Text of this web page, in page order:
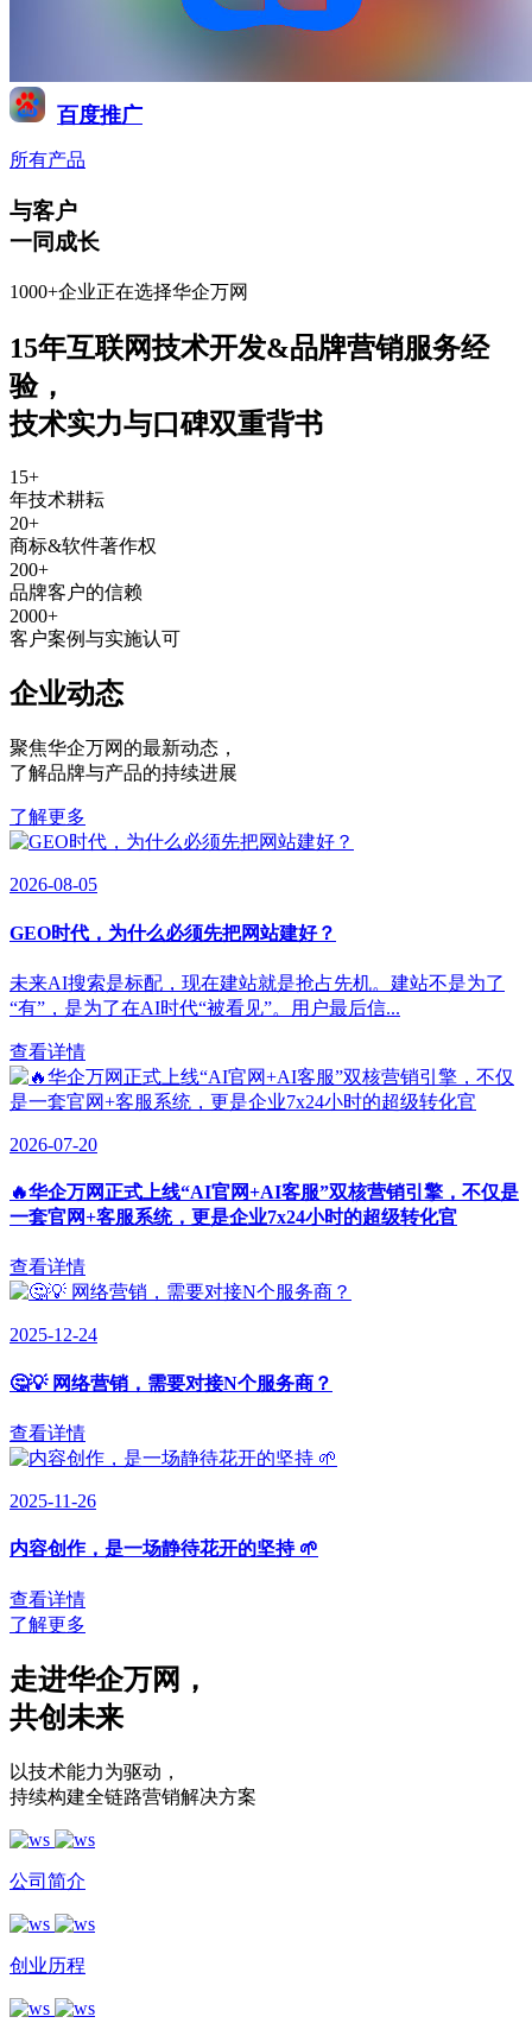
百度推广
所有产品
与客户
一同成长
1000+企业正在选择华企万网
15年互联网技术开发&品牌营销服务经
验，
技术实力与口碑双重背书
15+
年技术耕耘
20+
商标&软件著作权
200+
品牌客户的信赖
2000+
客户案例与实施认可
企业动态
聚焦华企万网的最新动态 ，
了解品牌与产品的持续进展
了解更多
2026-08-05
GEO时代，为什么必须先把网站建好？
未来AI搜索是标配，现在建站就是抢占先机。建站不是为了
“有”，是为了在AI时代“被看见”。用户最后信...
查看详情
2026-07-20
🔥华企万网正式上线“AI官网+AI客服”双核营销引擎，不仅是
一套官网+客服系统，更是企业7x24小时的超级转化官
查看详情
2025-12-24
🤔💡 网络营销，需要对接N个服务商？
查看详情
2025-11-26
内容创作，是一场静待花开的坚持 🌱
查看详情
了解更多
走进华企万网 ，
共创未来
以技术能力为驱动 ，
持续构建全链路营销解决方案
公司简介
创业历程